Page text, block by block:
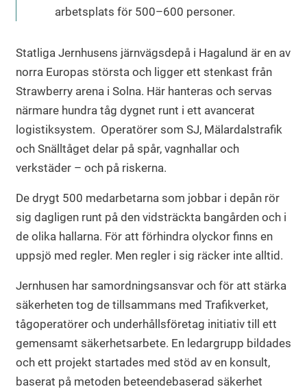
arbetsplats för 500–600 personer.
Statliga Jernhusens järnvägsdepå i Hagalund är en av
norra Europas största och ligger ett stenkast från
Strawberry arena i Solna. Här hanteras och servas
närmare hundra tåg dygnet runt i ett avancerat
logistiksystem. Operatörer som SJ, Mälardalstrafik
och Snälltåget delar på spår, vagnhallar och
verkstäder – och på riskerna.
De drygt 500 medarbetarna som jobbar i depån rör
sig dagligen runt på den vidsträckta bangården och i
de olika hallarna. För att förhindra olyckor finns en
uppsjö med regler. Men regler i sig räcker inte alltid.
Jernhusen har samordningsansvar och för att stärka
säkerheten tog de tillsammans med Trafikverket,
tågoperatörer och underhållsföretag initiativ till ett
gemensamt säkerhetsarbete. En ledargrupp bildades
och ett projekt startades med stöd av en konsult,
baserat på metoden beteendebaserad säkerhet